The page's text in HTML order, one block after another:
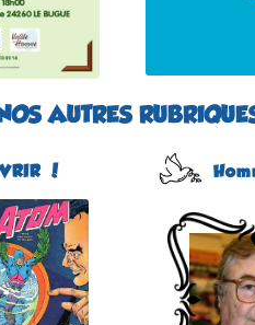
AUTRES
!
Arédit
Pop